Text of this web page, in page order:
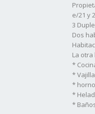
e/21 y
3
Dos
La
*
*
*
*
*